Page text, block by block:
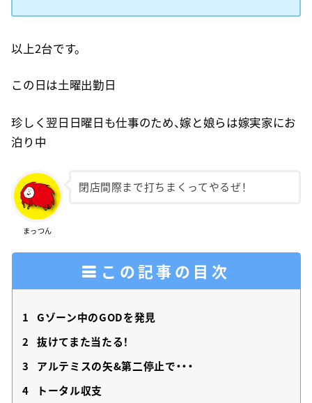
以上2台です。
この日は土曜出勤日
珍しく翌日日曜日も仕事のため、嫁と娘らは嫁実家にお
泊り中
まっつん
閉店間際まで打ちまくってやるぜ！
この記事の目次
1
Gゾーン中のGODを発見
2
抜けてまた当たる！
3
アルテミスの矢&第二停止で・・・
4
トータル収支